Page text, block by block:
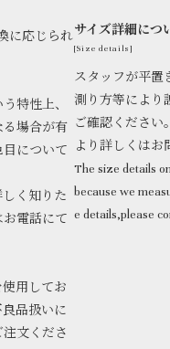
に応じられ
特性上、
る場合が有
目について
く知りた
電話にて
用してお
品扱いに
文くださ
サイズ詳細につ
[Size details]
スタッフが平置
測り方等により
ご確認ください。
より詳しくはお
The size details
because we
e details,please